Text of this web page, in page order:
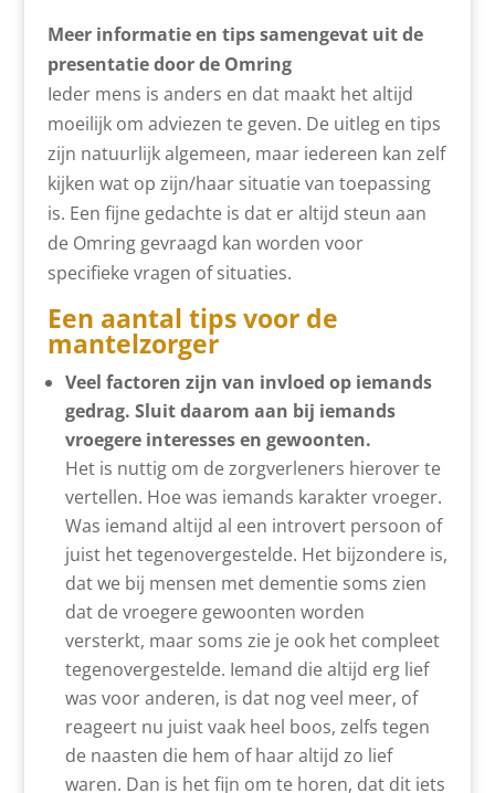
Meer informatie en tips samengevat uit de
presentatie door de Omring
Ieder mens is anders en dat maakt het altijd
moeilijk om adviezen te geven. De uitleg en tips
zijn natuurlijk algemeen, maar iedereen kan zelf
kijken wat op zijn/haar situatie van toepassing
is. Een fijne gedachte is dat er altijd steun aan
de Omring gevraagd kan worden voor
specifieke vragen of situaties.
Een aantal tips voor de
mantelzorger
Veel factoren zijn van invloed op iemands
gedrag. Sluit daarom aan bij iemands
vroegere interesses en gewoonten.
Het is nuttig om de zorgverleners hierover te
vertellen. Hoe was iemands karakter vroeger.
Was iemand altijd al een introvert persoon of
juist het tegenovergestelde. Het bijzondere is,
dat we bij mensen met dementie soms zien
dat de vroegere gewoonten worden
versterkt, maar soms zie je ook het compleet
tegenovergestelde. Iemand die altijd erg lief
was voor anderen, is dat nog veel meer, of
reageert nu juist vaak heel boos, zelfs tegen
de naasten die hem of haar altijd zo lief
waren. Dan is het fijn om te horen, dat dit iets